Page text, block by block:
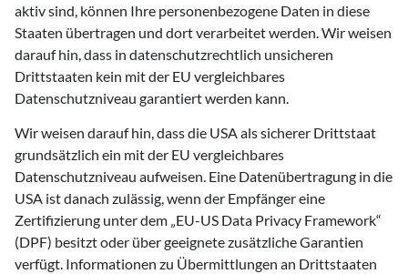
aktiv sind, können Ihre personenbezogene Daten in diese
Staaten übertragen und dort verarbeitet werden. Wir weisen
darauf hin, dass in datenschutzrechtlich unsicheren
Drittstaaten kein mit der EU vergleichbares
Datenschutzniveau garantiert werden kann.
Wir weisen darauf hin, dass die USA als sicherer Drittstaat
grundsätzlich ein mit der EU vergleichbares
Datenschutzniveau aufweisen. Eine Datenübertragung in die
USA ist danach zulässig, wenn der Empfänger eine
Zertifizierung unter dem „EU-US Data Privacy Framework“
(DPF) besitzt oder über geeignete zusätzliche Garantien
verfügt. Informationen zu Übermittlungen an Drittstaaten